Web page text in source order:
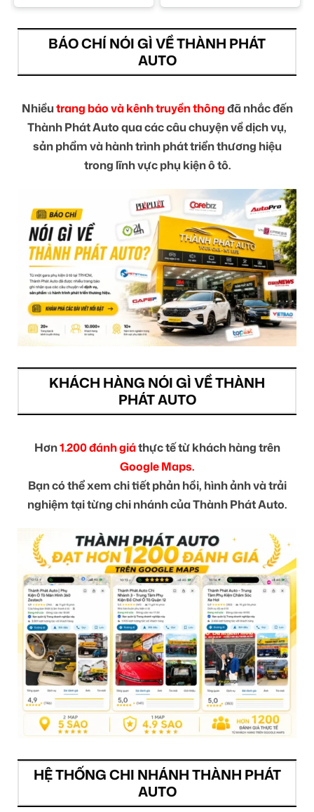
BÁO CHÍ NÓI GÌ VỀ THÀNH PHÁT
AUTO
Nhiềutrang báo và kênh truyền thôngđã nhắc đến
Thành Phát Auto qua các câu chuyện về dịch vụ,
sản phẩm và hành trình phát triển thương hiệu
trong lĩnh vực phụ kiện ô tô.
KHÁCH HÀNG NÓI GÌ VỀ THÀNH
PHÁT AUTO
Hơn1.200 đánh giáthực tế từ khách hàng trên
Google Maps.
Bạn có thể xem chi tiết phản hồi, hình ảnh và trải
nghiệm tại từng chi nhánh của Thành Phát Auto.
HỆ THỐNG CHI NHÁNH THÀNH PHÁT
AUTO